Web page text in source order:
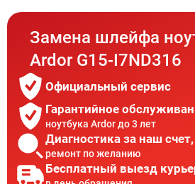
Замена шлейфа
Ardor G15-I7ND316
Официальный сервис
Гарантийное
ноутбука Ardor до 3 лет
Диагностика за наш счет,
ремонт по желанию
Бесплатный выезд